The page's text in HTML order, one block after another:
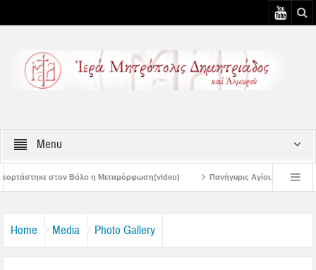
Menu
η Μεταμόρφωση(video) Πανήγυρις Αγίου Καλλινίκου Μητροπολίτου
Home Media Photo Gallery